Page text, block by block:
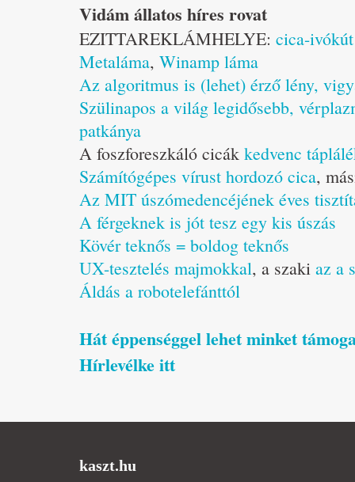
Vidám állatos híres rovat
EZITTAREKLÁMHELYE: cica-ivókút
Metaláma, Winamp láma
Az algoritmus is (lehet) érző lény,
Szülinapos a világ legidősebb,
patkánya
A foszforeszkáló cicák kedvenc
Számítógépes vírust hordozó cica,
Az MIT úszómedencéjének éves
A férgeknek is jót tesz egy kis úszás
Kövér teknős = boldog teknős
UX-tesztelés majmokkal, a szaki az a
Áldás a robotelefánttól
Hát éppenséggel lehet minket
Hírlevélke itt
kaszt.hu